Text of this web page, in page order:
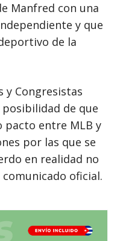
Manfred con una
y que
de la
y Congresistas
de que
pacto entre MLB y
por las que se
en realidad no
oficial.